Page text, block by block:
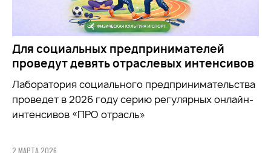
Для социальных предпринимателей
проведут девять отраслевых интенсивов
Лаборатория социального предпринимательства
проведет в 2026 году серию регулярных онлайн-
интенсивов «ПРО отрасль»
2 МАРТА 2026